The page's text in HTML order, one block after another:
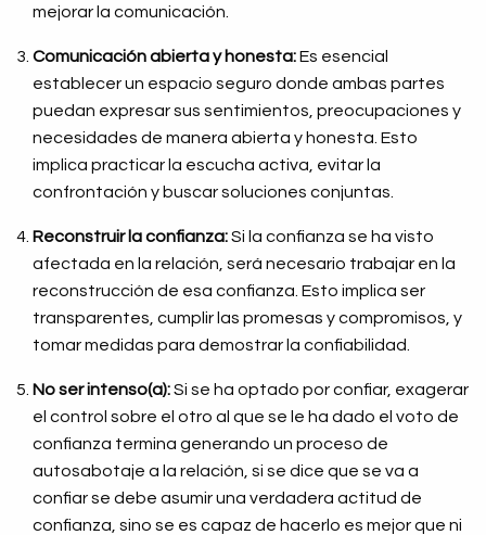
mejorar la comunicación.
Comunicación abierta y honesta:Es esencial
establecer un espacio seguro donde ambas partes
puedan expresar sus sentimientos, preocupaciones y
necesidades de manera abierta y honesta. Esto
implica practicar la escucha activa, evitar la
confrontación y buscar soluciones conjuntas.
Reconstruir la confianza:Si la confianza se ha visto
afectada en la relación, será necesario trabajar en la
reconstrucción de esa confianza. Esto implica ser
transparentes, cumplir las promesas y compromisos, y
tomar medidas para demostrar la confiabilidad.
No ser intenso(a):Si se ha optado por confiar, exagerar
el control sobre el otro al que se le ha dado el voto de
confianza termina generando un proceso de
autosabotaje a la relación, si se dice que se va a
confiar se debe asumir una verdadera actitud de
confianza, sino se es capaz de hacerlo es mejor que ni